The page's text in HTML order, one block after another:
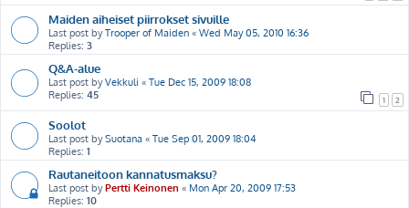
Maiden aiheiset piirrokset sivuille
Last post byTrooper of Maiden « Wed May 05, 2010 16:36
Replies: 3
Q&A-alue
Last post byVekkuli « Tue Dec 15, 2009 18:08
Replies: 45 1 2
Soolot
Last post bySuotana « Tue Sep 01, 2009 18:04
Replies: 1
Rautaneitoon kannatusmaksu?
Last post byPertti Keinonen « Mon Apr 20, 2009 17:53
Replies: 10